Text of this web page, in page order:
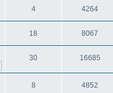
4 4264
18 8067
30 16685
8 4852